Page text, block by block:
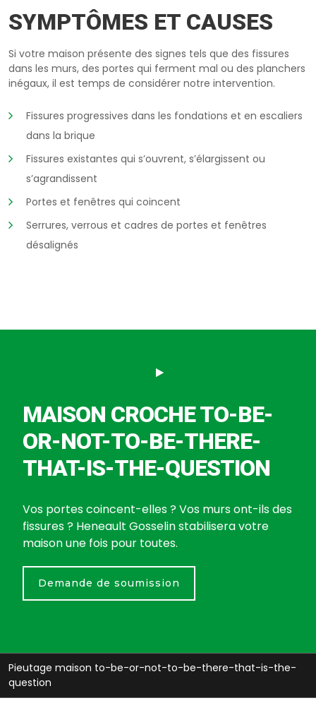
SYMPTÔMES ET CAUSES
Si votre maison présente des signes tels que des fissures
dans les murs, des portes qui ferment mal ou des planchers
inégaux, il est temps de considérer notre intervention.
Fissures progressives dans les fondations et en escaliers
dans la brique
Fissures existantes qui s’ouvrent, s’élargissent ou
s’agrandissent
Portes et fenêtres qui coincent
Serrures, verrous et cadres de portes et fenêtres
désalignés
MAISON CROCHE TO-BE-
OR-NOT-TO-BE-THERE-
THAT-IS-THE-QUESTION
Vos portes coincent-elles ? Vos murs ont-ils des
fissures ? Heneault Gosselin stabilisera votre
maison une fois pour toutes.
Demande de soumission
Pieutage maison to-be-or-not-to-be-there-that-is-the-
question